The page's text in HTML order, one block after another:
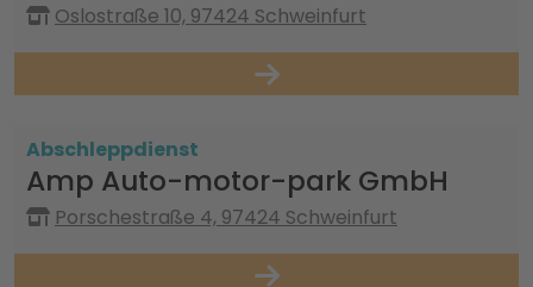
Oslostraße 10, 97424 Schweinfurt
Abschleppdienst
Amp Auto-motor-park GmbH
Porschestraße 4, 97424 Schweinfurt